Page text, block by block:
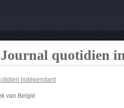
quotidien
indépendant
van België